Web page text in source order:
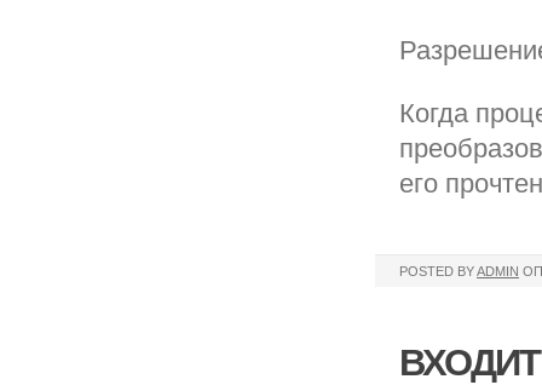
Когда
его
POSTED BYADMIN